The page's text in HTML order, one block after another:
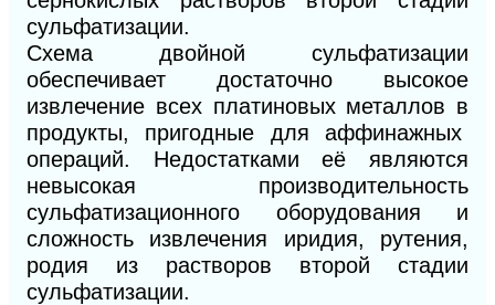
сульфатизации.
Схема двойной сульфатизации
обеспечивает достаточно высокое
извлечение всех платиновых металлов в
продукты, пригодные для аффинажных
операций. Недостатками её являются
невысокая производительность
сульфатизационного оборудования и
сложность извлечения иридия, рутения,
родия из растворов второй стадии
сульфатизации.